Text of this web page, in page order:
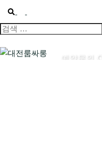
Search
menu
검
대전룸싸롱
예약문의